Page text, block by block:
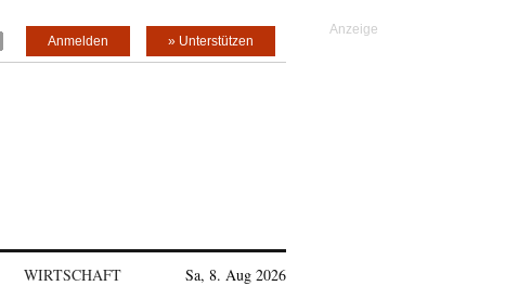
» Unterstützen
Anmelden
WIRTSCHAFT Sa, 8. Aug 2026